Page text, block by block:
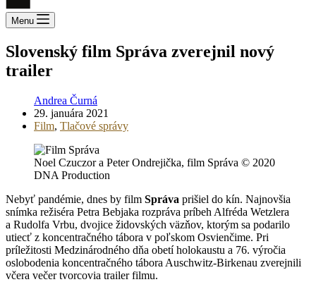
Menu
Slovenský film Správa zverejnil nový
trailer
Andrea Čurná
29. januára 2021
Film, Tlačové správy
Noel Czuczor a Peter Ondrejička, film Správa © 2020
DNA Production
Nebyť pandémie, dnes by film Správa prišiel do kín. Najnovšia
snímka režiséra Petra Bebjaka rozpráva príbeh Alfréda Wetzlera
a Rudolfa Vrbu, dvojice židovských väzňov, ktorým sa podarilo
utiecť z koncentračného tábora v poľskom Osvienčime. Pri
príležitosti Medzinárodného dňa obetí holokaustu a 76. výročia
oslobodenia koncentračného tábora Auschwitz-Birkenau zverejnili
včera večer tvorcovia trailer filmu.